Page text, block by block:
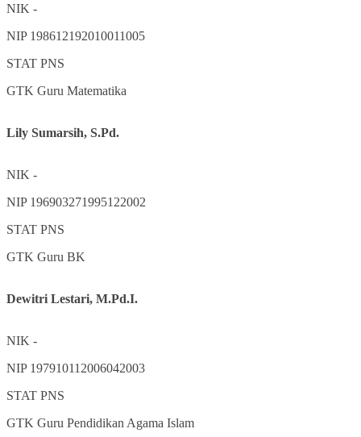
NIK -
NIP 198612192010011005
STAT PNS
GTK Guru Matematika
Lily Sumarsih, S.Pd.
NIK -
NIP 196903271995122002
STAT PNS
GTK Guru BK
Dewitri Lestari, M.Pd.I.
NIK -
NIP 197910112006042003
STAT PNS
GTK Guru Pendidikan Agama Islam